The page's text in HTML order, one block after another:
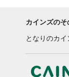
カインズのそ
となりのカイ